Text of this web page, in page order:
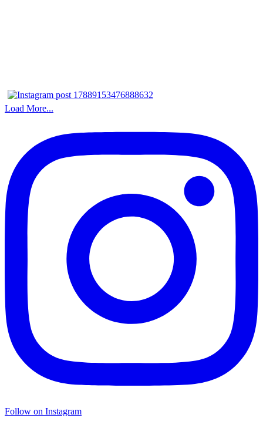
Load More...
Follow on Instagram